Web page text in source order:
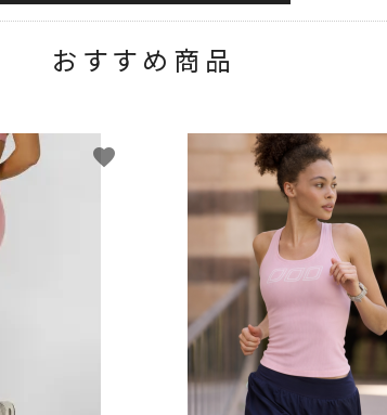
おすすめ商品
favorite